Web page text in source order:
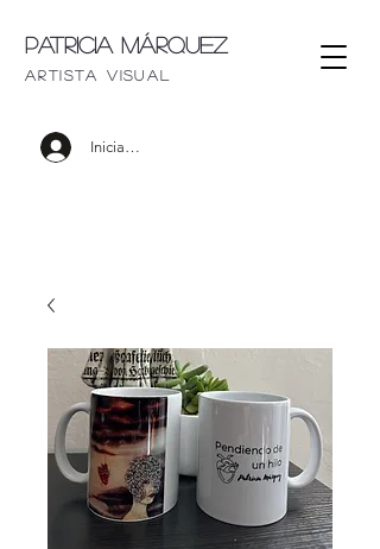
Patricia Márquez
artista visu al
Iniciar sesión